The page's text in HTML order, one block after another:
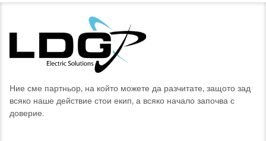
Ние сме партньор, на който можете да разчитате, защото зад
всяко наше действие стои екип, а всяко начало започва с
доверие.